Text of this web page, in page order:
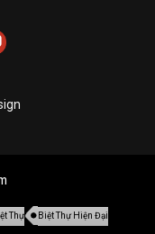
Thự Biệt Thự Hiện Đại